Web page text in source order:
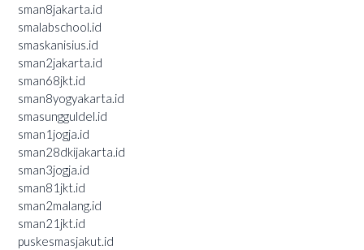
sman8jakarta.id
smalabschool.id
smaskanisius.id
sman2jakarta.id
sman68jkt.id
sman8yogyakarta.id
smasungguldel.id
sman1jogja.id
sman28dkijakarta.id
sman3jogja.id
sman81jkt.id
sman2malang.id
sman21jkt.id
puskesmasjakut.id